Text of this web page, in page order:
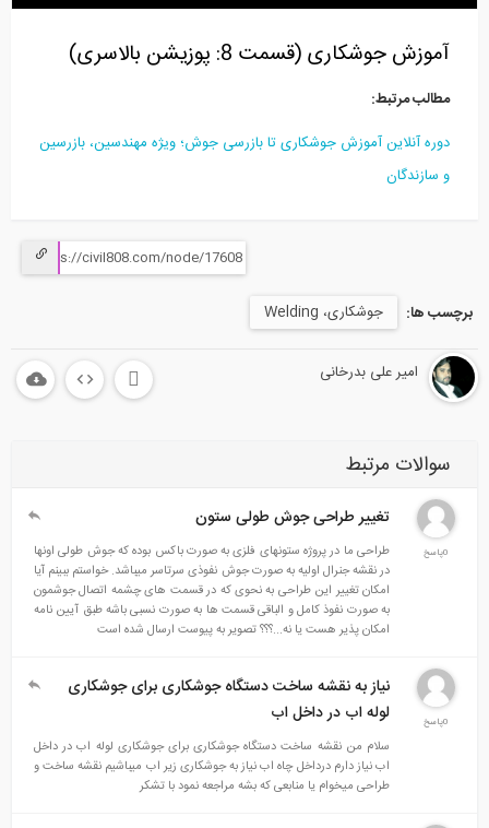
دینامیک خاک
روش ديناميكي...
آموزش جوشکاری (قسمت 8: پوزیشن بالاسری)
مطالب مرتبط:
دوره آنلاين آموزش جوشکاری تا بازرسی جوش؛ ویژه مهندسین، بازرسین
و سازندگان
برچسب ها: جوشکاری، Welding
امیر علی بدرخانی
سوالات مرتبط
تغییر طراحی جوش طولی ستون
طراحی ما در پروژه ستونهای فلزی به صورت باکس بوده که جوش طولی اونها
در نقشه جنرال اولیه به صورت جوش نفوذی سرتاسر میباشد. خواستم ببینم آیا
امکان تغییر این طراحی به نحوی که در قسمت های چشمه اتصال جوشمون
به صورت نفوذ کامل و الباقی قسمت ها به صورت نسبی باشه طبق آیین نامه
امکان پذیر هست یا نه...؟؟؟ تصویر به پیوست ارسال شده است
نیاز به نقشه ساخت دستگاه جوشکاری برای جوشکاری
لوله اب در داخل اب
سلام من نقشه ساخت دستگاه جوشکاری برای جوشکاری لوله اب در داخل
اب نیاز دارم درداخل چاه اب نیاز به جوشکاری زیر اب میباشیم نقشه ساخت و
طراحی میخوام یا منابعی که بشه مراجعه نمود با تشکر